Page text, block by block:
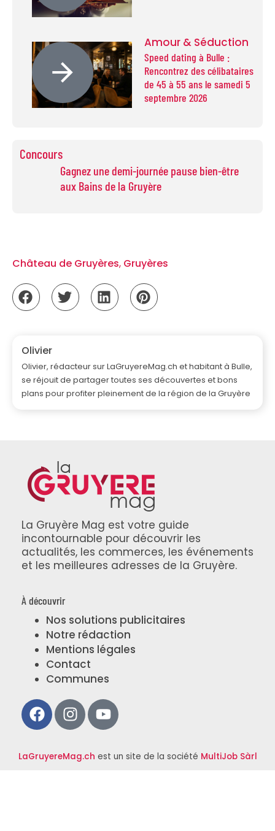
Amour & Séduction
Speed dating à Bulle :
Rencontrez des célibataires
de 45 à 55 ans le samedi 5
septembre 2026
Concours
Gagnez une demi-journée pause bien-être
aux Bains de la Gruyère
Château de Gruyères, Gruyères
Olivier
Olivier, rédacteur sur LaGruyereMag.ch et habitant à Bulle,
se réjouit de partager toutes ses découvertes et bons
plans pour profiter pleinement de la région de la Gruyère
La Gruyère Mag est votre guide
incontournable pour découvrir les
actualités, les commerces, les événements
et les meilleures adresses de la Gruyère.
À découvrir
Nos solutions publicitaires
Notre rédaction
Mentions légales
Contact
Communes
LaGruyereMag.ch est un site de la société MultiJob Sàrl